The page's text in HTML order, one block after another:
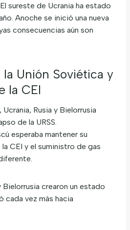
sureste de Ucrania ha estado
Anoche se inició una nueva
consecuencias aún son
la Unión Soviética y
la CEI
Ucrania, Rusia y Bielorrusia
de la URSS.
esperaba mantener su
CEI y el suministro de gas
Bielorrusia crearon un estado
cada vez más hacia